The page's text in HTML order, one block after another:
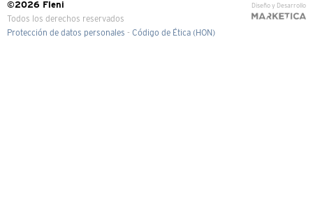
Diseño y Desarrollo
©2026 Fleni
Todos los derechos reservados
Protección de datos personales - Código de Ética (HON)